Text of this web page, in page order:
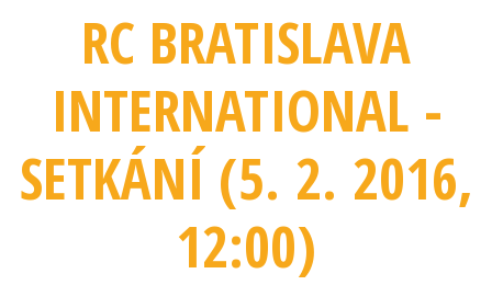
RC BRATISLAVA
INTERNATIONAL -
SETKÁNÍ (5. 2. 2016,
12:00)